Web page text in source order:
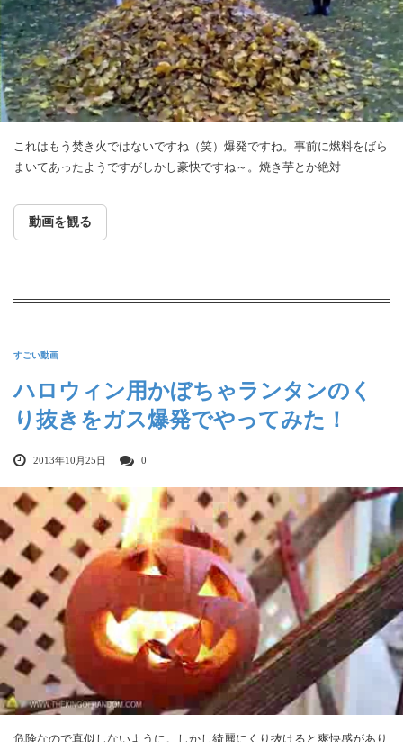
これはもう焚き火ではないですね（笑）爆発ですね。事前に燃料をばら
まいてあったようですがしかし豪快ですね～。焼き芋とか絶対
動画を観る
すごい動画
ハロウィン用かぼちゃランタンのく
り抜きをガス爆発でやってみた！
2013年10月25日 0
危険なので真似しないように。しかし綺麗にくり抜けると爽快感があり